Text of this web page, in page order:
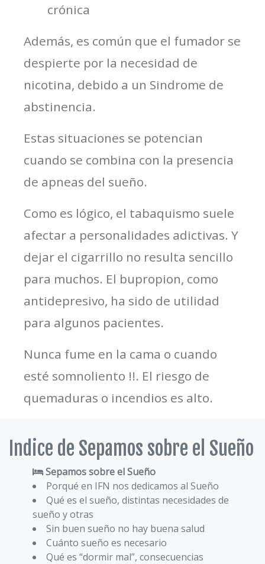
crónica
Además, es común que el fumador se
despierte por la necesidad de
nicotina, debido a un Sindrome de
abstinencia.
Estas situaciones se potencian
cuando se combina con la presencia
de apneas del sueño.
Como es lógico, el tabaquismo suele
afectar a personalidades adictivas. Y
dejar el cigarrillo no resulta sencillo
para muchos. El bupropion, como
antidepresivo, ha sido de utilidad
para algunos pacientes.
Nunca fume en la cama o cuando
esté somnoliento !!. El riesgo de
quemaduras o incendios es alto.
Indice de Sepamos sobre el Sueño
Sepamos sobre el Sueño
Porqué en IFN nos dedicamos al Sueño
Qué es el sueño, distintas necesidades de
sueño y otras
Sin buen sueño no hay buena salud
Cuánto sueño es necesario
Qué es “dormir mal”, consecuencias